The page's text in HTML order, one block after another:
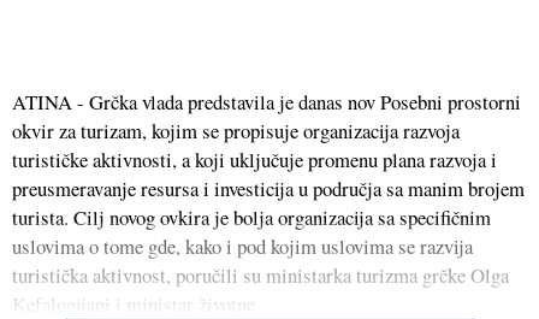
ATINA - Grčka vlada predstavila je danas nov Posebni prostorni
okvir za turizam, kojim se propisuje organizacija razvoja
turističke aktivnosti, a koji uključuje promenu plana razvoja i
preusmeravanje resursa i investicija u područja sa manim brojem
turista. Cilj novog ovkira je bolja organizacija sa specifičnim
uslovima o tome gde, kako i pod kojim uslovima se razvija
turistička aktivnost, poručili su ministarka turizma grčke Olga
Kefalogijani i ministar životne